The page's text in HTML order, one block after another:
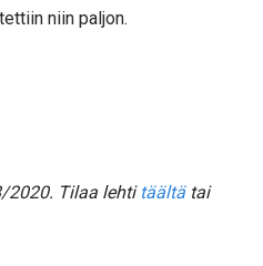
niin paljon.
2020. Tilaa lehti täältätai